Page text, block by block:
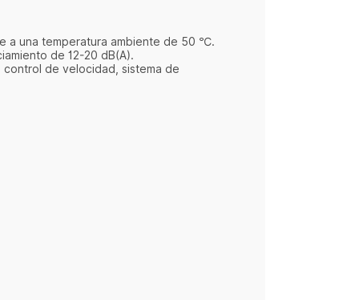
a una temperatura ambiente de 50 ℃.
de 12-20 dB(A).
de velocidad, sistema de